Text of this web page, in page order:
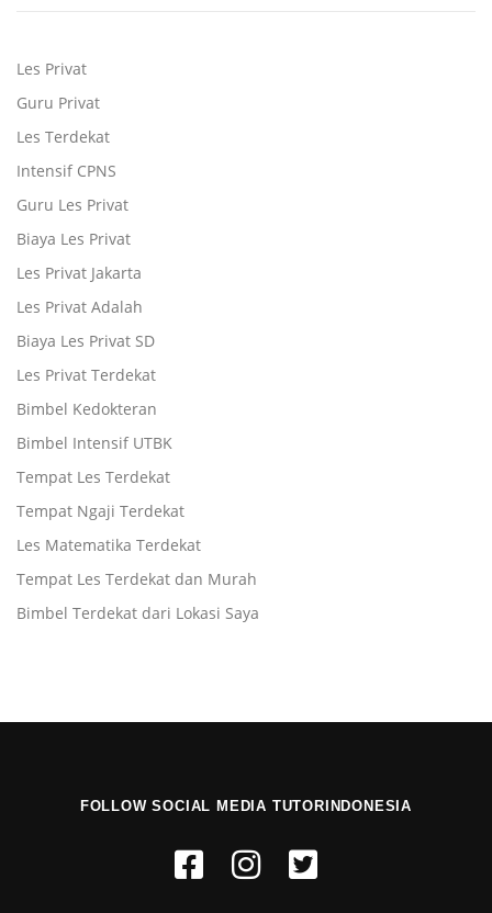
Les Privat
Guru Privat
Les Terdekat
Intensif CPNS
Guru Les Privat
Biaya Les Privat
Les Privat Jakarta
Les Privat Adalah
Biaya Les Privat SD
Les Privat Terdekat
Bimbel Kedokteran
Bimbel Intensif UTBK
Tempat Les Terdekat
Tempat Ngaji Terdekat
Les Matematika Terdekat
Tempat Les Terdekat dan Murah
Bimbel Terdekat dari Lokasi Saya
FOLLOW SOCIAL MEDIA TUTORINDONESIA